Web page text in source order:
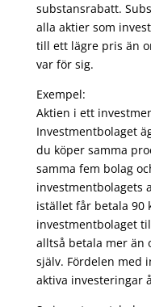
substansrabatt.
alla aktier som
till ett lägre pris än
var för sig.
Exempel:
Aktien i ett
Investmentbolaget
du köper samma
samma fem bolag
investmentbolagets
istället får betala 90
investmentbolaget
alltså betala mer än
själv. Fördelen med
aktiva investeringar